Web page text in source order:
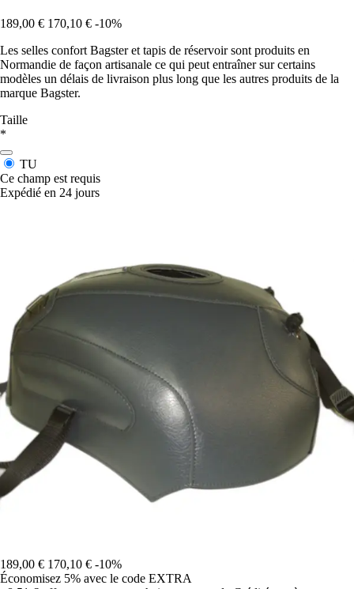
189,00 € 170,10 € -10%
Les selles confort Bagster et tapis de réservoir sont produits en
Normandie de façon artisanale ce qui peut entraîner sur certains
modèles un délais de livraison plus long que les autres produits de la
marque Bagster.
Taille
*
TU
Ce champ est requis
Expédié en 24 jours
189,00 € 170,10 € -10%
Économisez 5% avec le code EXTRA